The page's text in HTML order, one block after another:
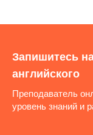
Запишитесь
английского
Преподаватель
уровень знаний и